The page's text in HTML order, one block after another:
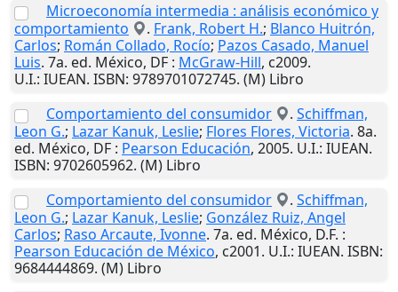
Microeconomía intermedia : análisis económico y
comportamiento
. Frank, Robert H.; Blanco Huitrón,
Carlos; Román Collado, Rocío; Pazos Casado, Manuel
Luis. 7a. ed. México, DF : McGraw-Hill, c2009.
U.I.: IUEAN. ISBN: 9789701072745. (M) Libro
Comportamiento del consumidor
. Schiffman,
Leon G.; Lazar Kanuk, Leslie; Flores Flores, Victoria. 8a.
ed. México, DF : Pearson Educación, 2005. U.I.: IUEAN.
ISBN: 9702605962. (M) Libro
Comportamiento del consumidor
. Schiffman,
Leon G.; Lazar Kanuk, Leslie; González Ruiz, Angel
Carlos; Raso Arcaute, Ivonne. 7a. ed. México, D.F. :
Pearson Educación de México, c2001. U.I.: IUEAN. ISBN:
9684444869. (M) Libro